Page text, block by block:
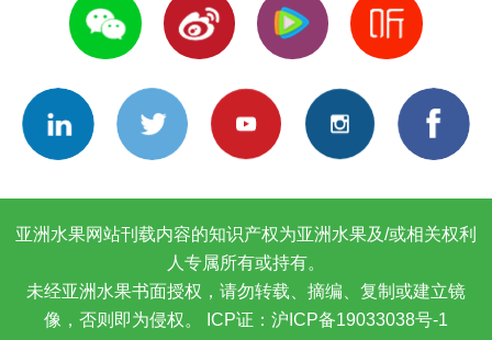
亚洲水果网站刊载内容的知识产权为亚洲水果及/或相关权利
人专属所有或持有。
未经亚洲水果书面授权，请勿转载、摘编、复制或建立镜
像，否则即为侵权。
ICP证：沪ICP备19033038号-1